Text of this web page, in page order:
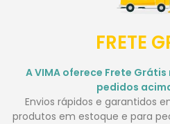
FRETE
A VIMA oferece Frete
pedidos
Envios rápidos e garantidos
produtos em estoque e para